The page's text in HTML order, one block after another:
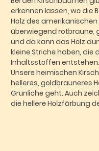
erkennen lassen, wo die
Holz des
überwiegend rotbraune,
und da kann das Holz
kleine Striche haben, die
Inhaltsstoffen entstehen.
Unsere heimischen
helleres, goldbrauneres
Grünliche geht. Auch
die hellere Holzfärbung